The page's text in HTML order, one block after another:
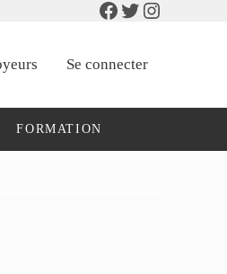
Facebook
Twitter
Instagram
Se connecter
FORMATION